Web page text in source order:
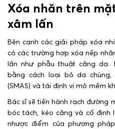
Xóa nhăn trên
xâm lấn
Bên cạnh các giải pháp xóa
có các trường hợp xóa nếp
lấn như phẫu thuật căng
bằng cách loại bỏ da
(SMAS) và tái định vị mô mềm
Bác sĩ sẽ tiến hành rạch đường
bóc tách, kéo căng và cố định
nhược điểm của phương